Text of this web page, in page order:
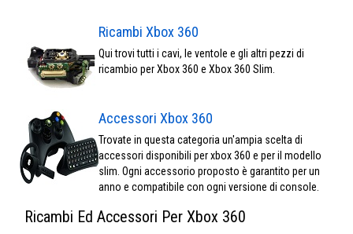
Ricambi Xbox 360
Qui trovi tutti i cavi, le ventole e gli altri pezzi di
ricambio per Xbox 360 e Xbox 360 Slim.
Accessori Xbox 360
Trovate in questa categoria un'ampia scelta di
accessori disponibili per xbox 360 e per il modello
slim. Ogni accessorio proposto è garantito per un
anno e compatibile con ogni versione di console.
Ricambi Ed Accessori Per Xbox 360